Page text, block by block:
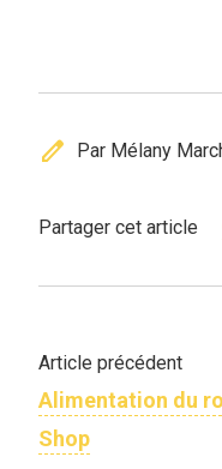
edit Par Mélany
Partager cet article
Article précédent
Alimentation du
Shop